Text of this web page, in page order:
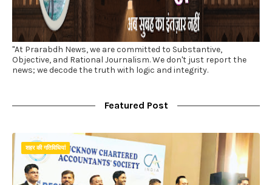
"At Prarabdh News, we are committed to Substantive,
Objective, and Rational Journalism. We don't just report the
news; we decode the truth with logic and integrity.
Featured Post
शहर की गतिविधियां